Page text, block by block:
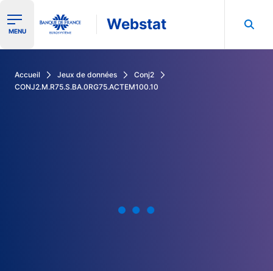
Ouvrir le menu de navigation
MENU Webstat
Accueil Jeux de données
Conj2
CONJ2.M.R75.S.BA.0RG75.ACTEM100.10